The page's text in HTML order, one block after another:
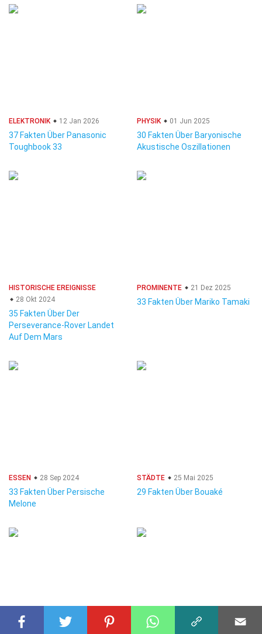
ELEKTRONIK 12 Jan 2026
37 Fakten Über Panasonic
Toughbook 33
PHYSIK 01 Jun 2025
30 Fakten Über Baryonische
Akustische Oszillationen
HISTORISCHE EREIGNISSE
28 Okt 2024
35 Fakten Über Der
Perseverance-Rover Landet
Auf Dem Mars
PROMINENTE 21 Dez 2025
33 Fakten Über Mariko Tamaki
ESSEN 28 Sep 2024
33 Fakten Über Persische
Melone
STÄDTE 25 Mai 2025
29 Fakten Über Bouaké